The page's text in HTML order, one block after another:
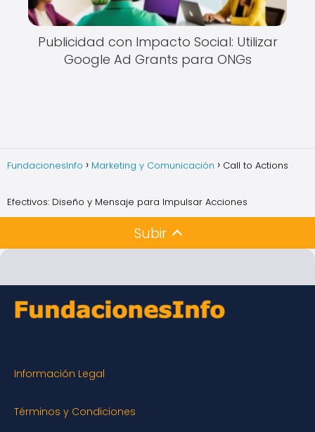
Publicidad con Impacto Social: Utilizar
Google Ad Grants para ONGs
FundacionesInfo Marketing y Comunicación Call to Actions
Efectivos: Diseño y Mensaje para Impulsar Acciones
Subir
Información Legal
Términos y Condiciones